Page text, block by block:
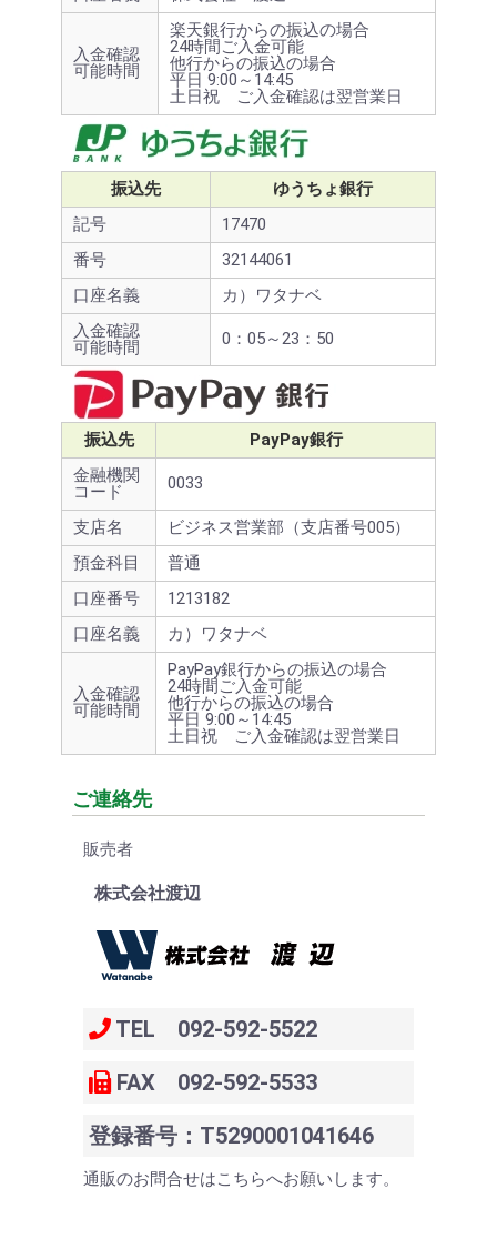
入金確認
可能時間
楽天銀行からの振込の場合
24時間ご入金可能
他行からの振込の場合
平日 9:00～14:45
土日祝 ご入金確認は翌営業日
振込先
ゆうちょ銀行
記号
17470
番号
32144061
口座名義
カ）ワタナベ
入金確認
可能時間
0：05～23：50
振込先
PayPay銀行
金融機関
コード
0033
支店名
ビジネス営業部（支店番号005）
預金科目
普通
口座番号
1213182
口座名義
カ）ワタナベ
入金確認
可能時間
PayPay銀行からの振込の場合
24時間ご入金可能
他行からの振込の場合
平日 9:00～14:45
土日祝 ご入金確認は翌営業日
ご連絡先
販売者
株式会社渡辺
TEL 092-592-5522
FAX 092-592-5533
登録番号：T5290001041646
通販のお問合せはこちらへお願いします。